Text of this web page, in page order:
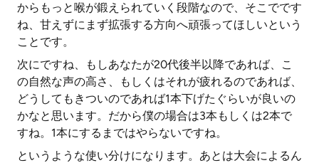
からもっと喉が鍛えられていく段階なので、そこでです
ね、甘えずにまず拡張する方向へ頑張ってほしいという
ことです。
次にですね、もしあなたが20代後半以降であれば、こ
の自然な声の高さ、もしくはそれが疲れるのであれば、
どうしてもきついのであれば1本下げたぐらいが良いの
かなと思います。だから僕の場合は3本もしくは2本で
すね。1本にするまではやらないですね。
というような使い分けになります。あとは大会によるん